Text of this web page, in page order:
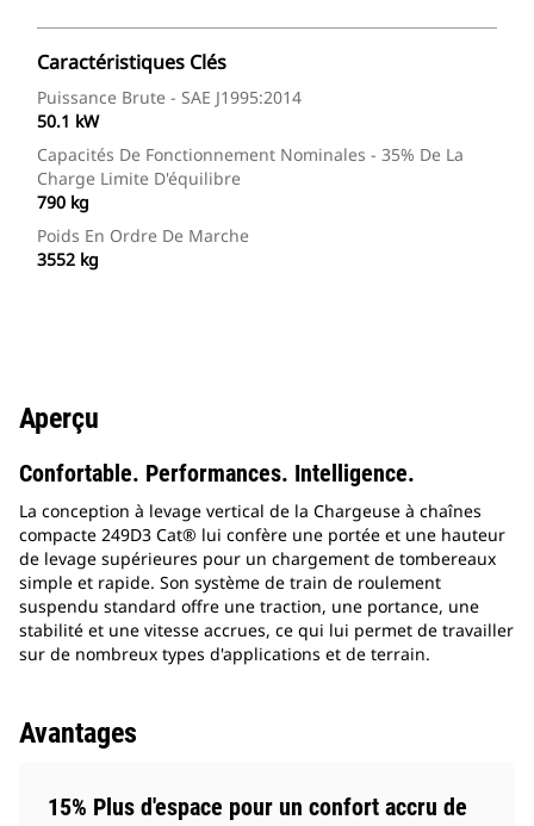
Caractéristiques Clés
Puissance Brute - SAE J1995:2014
50.1 kW
Capacités De Fonctionnement Nominales - 35% De La
Charge Limite D'équilibre
790 kg
Poids En Ordre De Marche
3552 kg
Aperçu
Confortable. Performances. Intelligence.
La conception à levage vertical de la Chargeuse à chaînes
compacte 249D3 Cat® lui confère une portée et une hauteur
de levage supérieures pour un chargement de tombereaux
simple et rapide. Son système de train de roulement
suspendu standard offre une traction, une portance, une
stabilité et une vitesse accrues, ce qui lui permet de travailler
sur de nombreux types d'applications et de terrain.
Avantages
15% Plus d'espace pour un confort accru de